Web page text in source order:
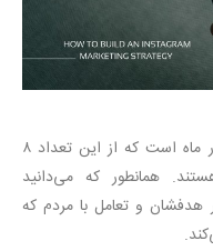
اینستاگرام دارای ۷۰۰ میلیون کاربر فعال در ماه است که از این تعداد ۸
همانطور که می‌دانید
هدفشان و تعامل با مردم که